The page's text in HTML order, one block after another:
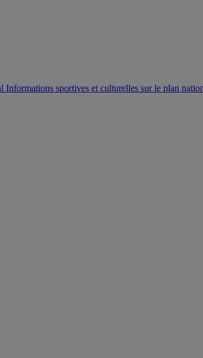
Informations sportives et culturelles sur le plan